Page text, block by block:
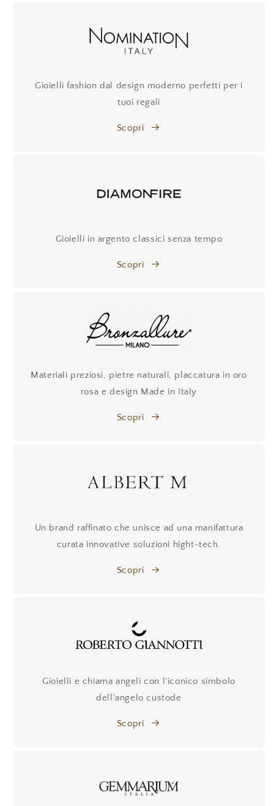
Gioielli fashion dal design moderno perfetti per i
tuoi regali
Scopri
Gioielli in argento classici senza tempo
Scopri
Materiali preziosi, pietre naturali, placcatura in oro
rosa e design Made in Italy
Scopri
Un brand raffinato che unisce ad una manifattura
curata innovative soluzioni hight-tech.
Scopri
Gioielli e chiama angeli con l'iconico simbolo
dell'angelo custode
Scopri